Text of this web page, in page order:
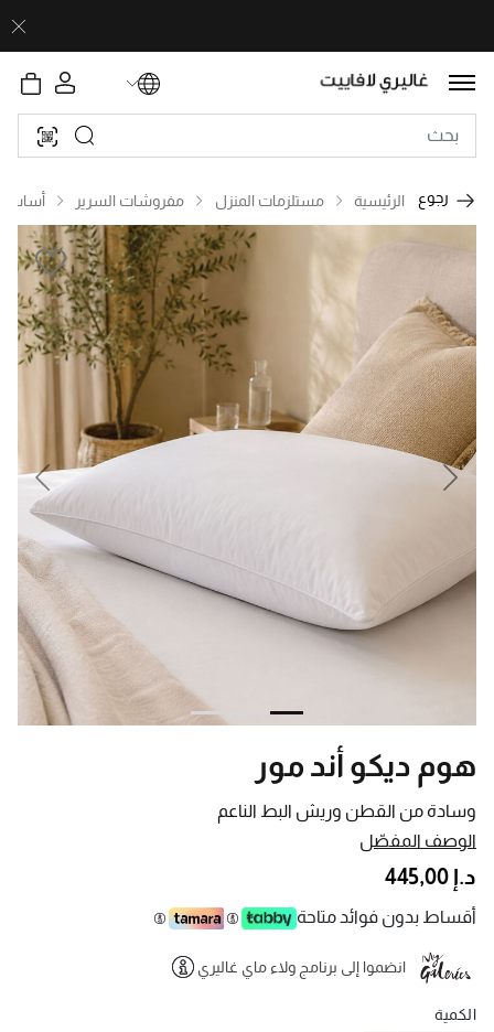
رجوع الرئيسية مستلزمات المنزل مفروشات السرير
Next
وسادة من القطن وريش البط الناعم
هوم ديكو أند مور
الوصف المفصّل
د.إ 445,00
أقساط بدون فوائد متاحة
انضموا إلى برنامج ولاء ماي غاليري
الكمية